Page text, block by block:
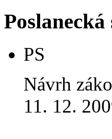
Poslanecká
PS
Návrh
11. 12.